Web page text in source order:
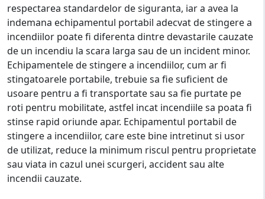
respectarea standardelor de siguranta, iar a avea la
indemana echipamentul portabil adecvat de stingere a
incendiilor poate fi diferenta dintre devastarile cauzate
de un incendiu la scara larga sau de un incident minor.
Echipamentele de stingere a incendiilor, cum ar fi
stingatoarele portabile, trebuie sa fie suficient de
usoare pentru a fi transportate sau sa fie purtate pe
roti pentru mobilitate, astfel incat incendiile sa poata fi
stinse rapid oriunde apar. Echipamentul portabil de
stingere a incendiilor, care este bine intretinut si usor
de utilizat, reduce la minimum riscul pentru proprietate
sau viata in cazul unei scurgeri, accident sau alte
incendii cauzate.